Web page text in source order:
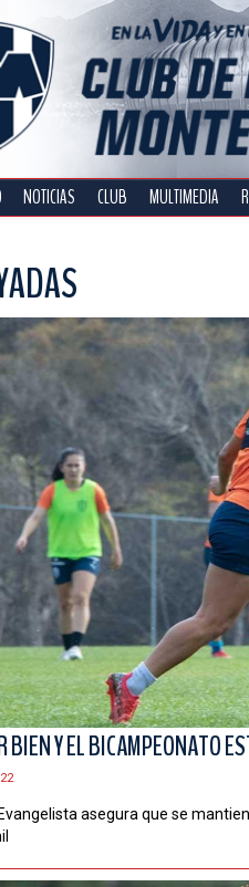
NOTICIAS CLUB MULTIMEDIA
BIEN Y EL BICAMPEONATO
asegura que se